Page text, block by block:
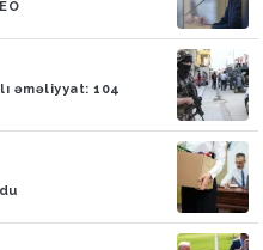
əməliyyat: 104